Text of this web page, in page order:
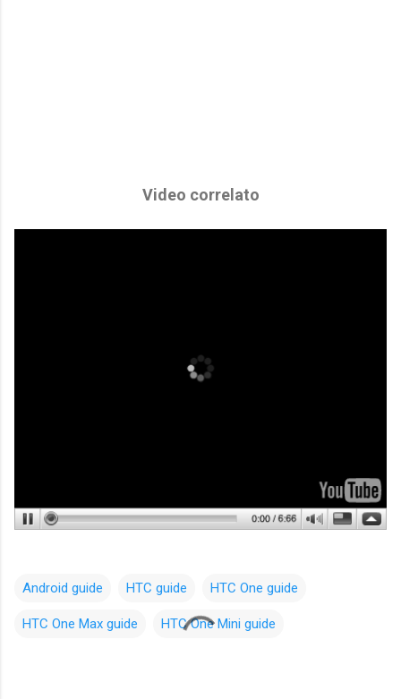
Video correlato
Android guide HTC guide HTC One guide
HTC One Max guide HTC One Mini guide